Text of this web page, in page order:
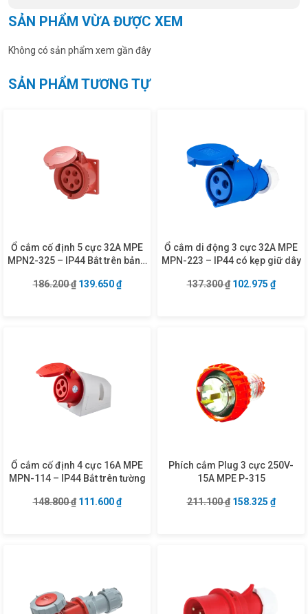
SẢN PHẨM VỪA ĐƯỢC XEM
Không có sản phẩm xem gần đây
SẢN PHẨM TƯƠNG TỰ
Ổ cắm cố định 5 cực 32A MPE
MPN2-325 – IP44 Bắt trên bảng
186.200₫ Giá gốc là: 186.200 ₫.
139.650₫Giá hiện tại là: 139.650 ₫.
Ổ cắm di động 3 cực 32A MPE
MPN-223 – IP44 có kẹp giữ dây
137.300₫ Giá gốc là:
102.975 ₫Giá
Ổ cắm cố định 4 cực 16A MPE
MPN-114 – IP44 Bắt trên tường
148.800₫ Giá gốc là: 148.800 ₫.
111.600₫Giá hiện tại là: 111.600 ₫.
Phích cắm Plug 3 cực 250V-
15A MPE P-315
211.100₫ Giá gốc là:
158.325 ₫Giá